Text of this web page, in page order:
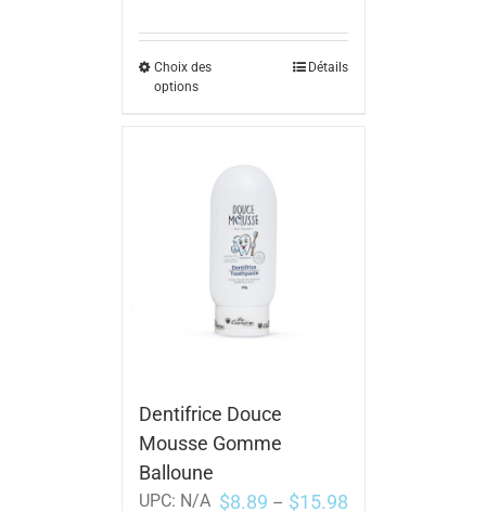
Choix des
options
Détails
Dentifrice Douce
Mousse Gomme
Balloune
UPC: N/A $8.89 – $15.98